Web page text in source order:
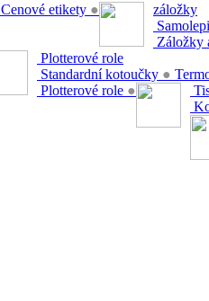
Cenové etikety ●
záložky
Záložky
Plotterové role
Standardní kotoučky ●
Plotterové role ●